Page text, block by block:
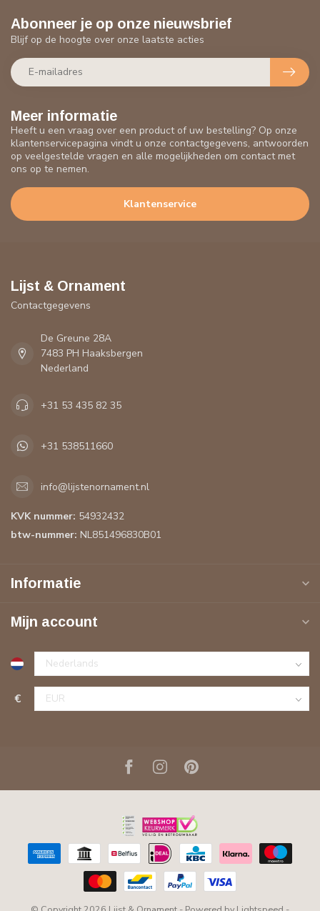
Meer informatie
Heeft u een vraag over een product of uw bestelling? Op onze
klantenservicepagina vindt u onze contactgegevens, antwoorden
op veelgestelde vragen en alle mogelijkheden om contact met
ons op te nemen.
Klantenservice
Abonneer je op onze nieuwsbrief
Blijf op de hoogte over onze laatste acties
Lijst & Ornament
Contactgegevens
De Greune 28A
7483 PH Haaksbergen
Nederland
+31 53 435 82 35
+31 538511660
info@lijstenornament.nl
KVK nummer: 54932432
btw-nummer: NL851496830B01
Informatie
Mijn account
€